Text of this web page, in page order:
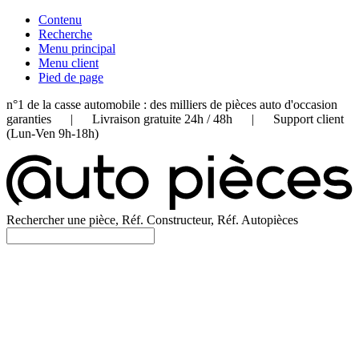
Contenu
Recherche
Menu principal
Menu client
Pied de page
n°1 de la casse automobile : des milliers de pièces auto d'occasion
garanties | Livraison gratuite 24h / 48h | Support client
(Lun-Ven 9h-18h)
Rechercher une pièce, Réf. Constructeur, Réf. Autopièces